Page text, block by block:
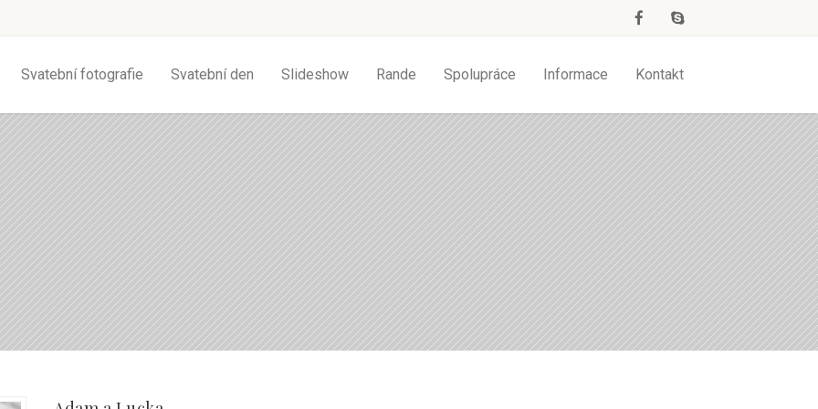
Svatební fotografie Svatební den Slideshow Rande Spolupráce Informace Kontakt